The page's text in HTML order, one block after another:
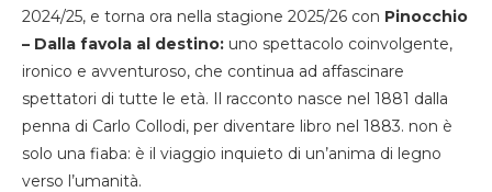
2024/25, e torna ora nella stagione 2025/26 con Pinocchio
– Dalla favola al destino: uno spettacolo coinvolgente,
ironico e avventuroso, che continua ad affascinare
spettatori di tutte le età. Il racconto nasce nel 1881 dalla
penna di Carlo Collodi, per diventare libro nel 1883. non è
solo una fiaba: è il viaggio inquieto di un’anima di legno
verso l’umanità.